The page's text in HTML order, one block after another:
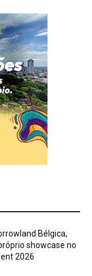
Bélgica,
showcase no
2026